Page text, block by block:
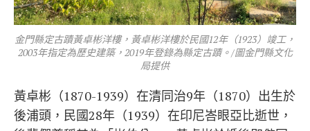
金門縣定古蹟黃卓彬洋樓，黃卓彬洋樓於民國12年（1923）竣工，
2003年指定為歷史建築，2019年登錄為縣定古蹟。/圖金門縣文化
局提供
黃卓彬（1870-1939）在清同治9年（1870）出生於
後浦頭，民國28年（1939）在印尼峇眼亞比逝世，